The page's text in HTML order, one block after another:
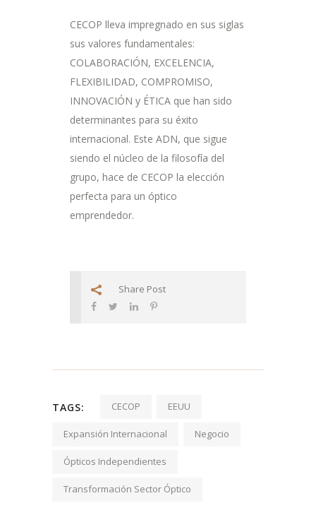
CECOP lleva impregnado en sus siglas
sus valores fundamentales:
COLABORACIÓN, EXCELENCIA,
FLEXIBILIDAD, COMPROMISO,
INNOVACIÓN y ÉTICA que han sido
determinantes para su éxito
internacional. Este ADN, que sigue
siendo el núcleo de la filosofía del
grupo, hace de CECOP la elección
perfecta para un óptico
emprendedor.
Share Post
TAGS: CECOP EEUU
Expansión Internacional Negocio
Ópticos Independientes
Transformación Sector Óptico